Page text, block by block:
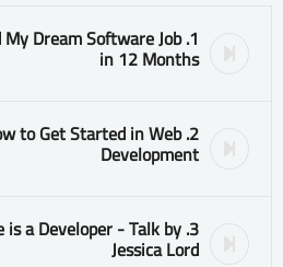
My Dream Software Job
in 12 Months
to Get Started in Web
Development
is a Developer - Talk by
Jessica Lord